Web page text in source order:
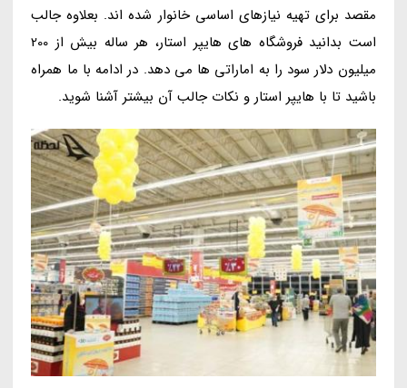
مقصد برای تهیه نیازهای اساسی خانوار شده اند. بعلاوه جالب
است بدانید فروشگاه های هایپر استار، هر ساله بیش از 200
میلیون دلار سود را به اماراتی ها می دهد. در ادامه با ما همراه
باشید تا با هایپر استار و نکات جالب آن بیشتر آشنا شوید.